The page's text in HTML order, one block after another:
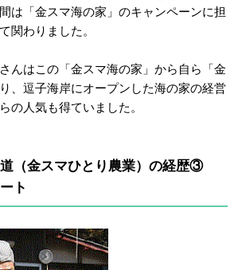
は「金スマ海の家」のキャンペーンに担
関わりました。
んはこの「金スマ海の家」から自ら「金
、逗子海岸にオープンした海の家の経営
の人気も得ていました。
（金スマひとり農業）の経歴③
ト